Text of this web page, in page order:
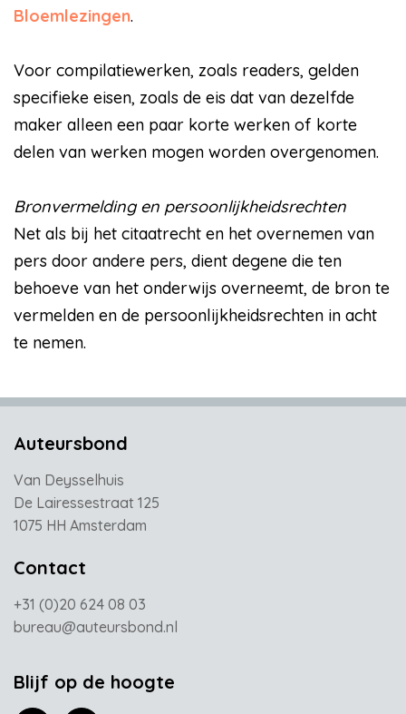
Bloemlezingen.
Voor compilatiewerken, zoals readers, gelden
specifieke eisen, zoals de eis dat van dezelfde
maker alleen een paar korte werken of korte
delen van werken mogen worden overgenomen.
Bronvermelding en persoonlijkheidsrechten
Net als bij het citaatrecht en het overnemen van
pers door andere pers, dient degene die ten
behoeve van het onderwijs overneemt, de bron te
vermelden en de persoonlijkheidsrechten in acht
te nemen.
Auteursbond
Van Deysselhuis
De Lairessestraat 125
1075 HH Amsterdam
Contact
+31 (0)20 624 08 03
bureau@auteursbond.nl
Blijf op de hoogte